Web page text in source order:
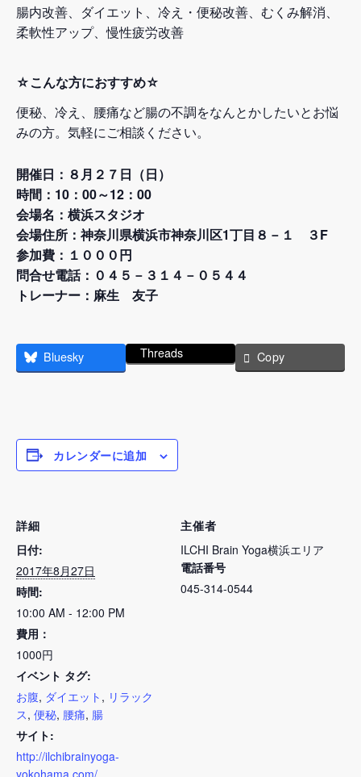
腸内改善、ダイエット、冷え・便秘改善、むくみ解消、
柔軟性アップ、慢性疲労改善
☆こんな方におすすめ☆
便秘、冷え、腰痛など腸の不調をなんとかしたいとお悩
みの方。気軽にご相談ください。
開催日：８月２７日（日）
時間：10：00～12：00
会場名：横浜スタジオ
会場住所：神奈川県横浜市神奈川区1丁目８－１ ３F
参加費：１０００円
問合せ電話：０４５－３１４－０５４４
トレーナー：麻生 友子
Bluesky Threads Copy
カレンダーに追加
詳細
日付:
2017年8月27日
時間:
10:00 AM - 12:00 PM
費用：
1000円
イベント タグ:
お腹, ダイエット , リラック
ス, 便秘, 腰痛, 腸
サイト:
http://ilchibrainyoga-
yokohama.com/
主催者
ILCHI Brain Yoga横浜エリア
電話番号
045-314-0544